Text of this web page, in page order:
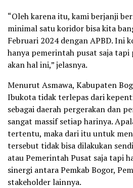
“Oleh karena itu, kami berjanji
minimal satu koridor bisa kita
Februari 2024 dengan APBD. Ini
hanya pemerintah pusat saja tapi
akan hal ini,” jelasnya.
Menurut Asmawa, Kabupaten
Ibukota tidak terlepas dari
sebagai daerah pergerakan dan
sangat massif setiap harinya.
tertentu, maka dari itu untuk
tersebut tidak bisa dilakukan
atau Pemerintah Pusat saja tapi
sinergi antara Pemkab Bogor,
stakeholder lainnya.